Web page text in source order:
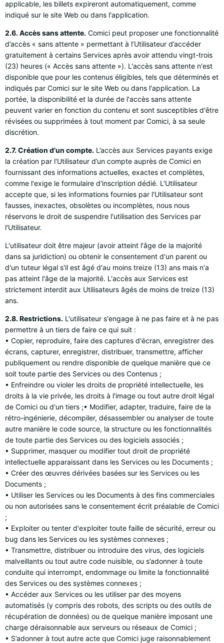
applicable, les billets expireront automatiquement, comme
indiqué sur le site Web ou dans l'application.
2.6. Accès sans attente. Comici peut proposer une fonctionnalité
d’accès « sans attente » permettant à l’Utilisateur d’accéder
gratuitement à certains Services après avoir attendu vingt-trois
(23) heures (« Accès sans attente »). L'accès sans attente n'est
disponible que pour les contenus éligibles, tels que déterminés et
indiqués par Comici sur le site Web ou dans l'application. La
portée, la disponibilité et la durée de l'accès sans attente
peuvent varier en fonction du contenu et sont susceptibles d'être
révisées ou supprimées à tout moment par Comici, à sa seule
discrétion.
2.7. Création d'un compte. L’accès aux Services payants exige
la création par l'Utilisateur d’un compte auprès de Comici en
fournissant des informations actuelles, exactes et complètes,
comme l'exige le formulaire d'inscription dédié. L'Utilisateur
accepte que, si les informations fournies par l'Utilisateur sont
fausses, inexactes, obsolètes ou incomplètes, nous nous
réservons le droit de suspendre l'utilisation des Services par
l'Utilisateur.
L'utilisateur doit être majeur (avoir atteint l'âge de la majorité
dans sa juridiction) ou obtenir le consentement d'un parent ou
d'un tuteur légal s'il est âgé d'au moins treize (13) ans mais n'a
pas atteint l'âge de la majorité. L'accès aux Services est
strictement interdit aux Utilisateurs âgés de moins de treize (13)
ans.
2.8. Restrictions. L'utilisateur s'engage à ne pas faire et à ne pas
permettre à un tiers de faire ce qui suit :
• Copier, reproduire, faire des captures d'écran, enregistrer des
écrans, capturer, enregistrer, distribuer, transmettre, afficher
publiquement ou rendre disponible de quelque manière que ce
soit toute partie des Services ou des Contenus ;
• Enfreindre ou violer les droits de propriété intellectuelle, les
droits à la vie privée, les droits à l'image ou tout autre droit légal
de Comici ou d'un tiers ;• Modifier, adapter, traduire, faire de la
rétro-ingénierie, décompiler, désassembler ou analyser de toute
autre manière le code source, la structure ou les fonctionnalités
de toute partie des Services ou des logiciels associés ;
• Supprimer, masquer ou modifier tout droit de propriété
intellectuelle apparaissant dans les Services ou les Documents ;
• Créer des œuvres dérivées basées sur les Services ou les
Documents ;
• Utiliser les Services ou les Documents à des fins commerciales
ou non autorisées sans le consentement écrit préalable de Comici
;
• Exploiter ou tenter d'exploiter toute faille de sécurité, erreur ou
bug dans les Services ou les systèmes connexes ;
• Transmettre, distribuer ou introduire des virus, des logiciels
malveillants ou tout autre code nuisible, ou s’adonner à toute
conduite qui interrompt, endommage ou limite la fonctionnalité
des Services ou des systèmes connexes ;
• Accéder aux Services ou les utiliser par des moyens
automatisés (y compris des robots, des scripts ou des outils de
récupération de données) ou de quelque manière imposant une
charge déraisonnable aux serveurs ou réseaux de Comici ;
• S’adonner à tout autre acte que Comici juge raisonnablement